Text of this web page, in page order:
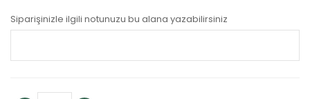
Siparişinizle ilgili notunuzu bu alana yazabilirsiniz